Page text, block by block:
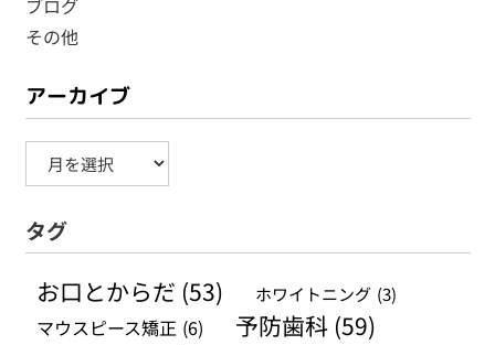
その他
アーカイブ
ー
カ
ブ
タグ
お口とからだ (53) ホワイトニング (3)
マウスピース矯正 (6) 予防歯科 (59)